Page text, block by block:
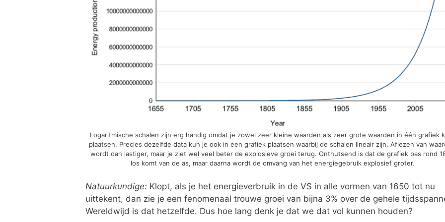
Logaritmische schalen zijn erg handig omdat je zowel zeer kleine waarden als zeer grote waarden in één grafiek
plaatsen. Precies dezelfde data kun je ook in een grafiek plaatsen waarbij de schalen lineair zijn. Aflezen van
wordt dan lastiger, maar je ziet wel veel beter de explosieve groei terug. Onthutsend is dat de grafiek pas rond
los komt van de as, maar daarna wordt de omvang van het energiegebruik explosief groter.
Natuurkundige: Klopt, als je het energieverbruik in de VS in alle vormen van 1650 tot nu
uittekent, dan zie je een fenomenaal trouwe groei van bijna 3% over de gehele
Wereldwijd is dat hetzelfde. Dus hoe lang denk je dat we dat vol kunnen houden?